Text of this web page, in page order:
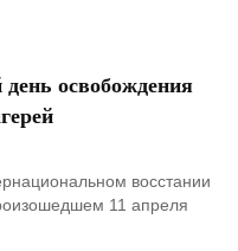
освобождения
восстании
11 апреля